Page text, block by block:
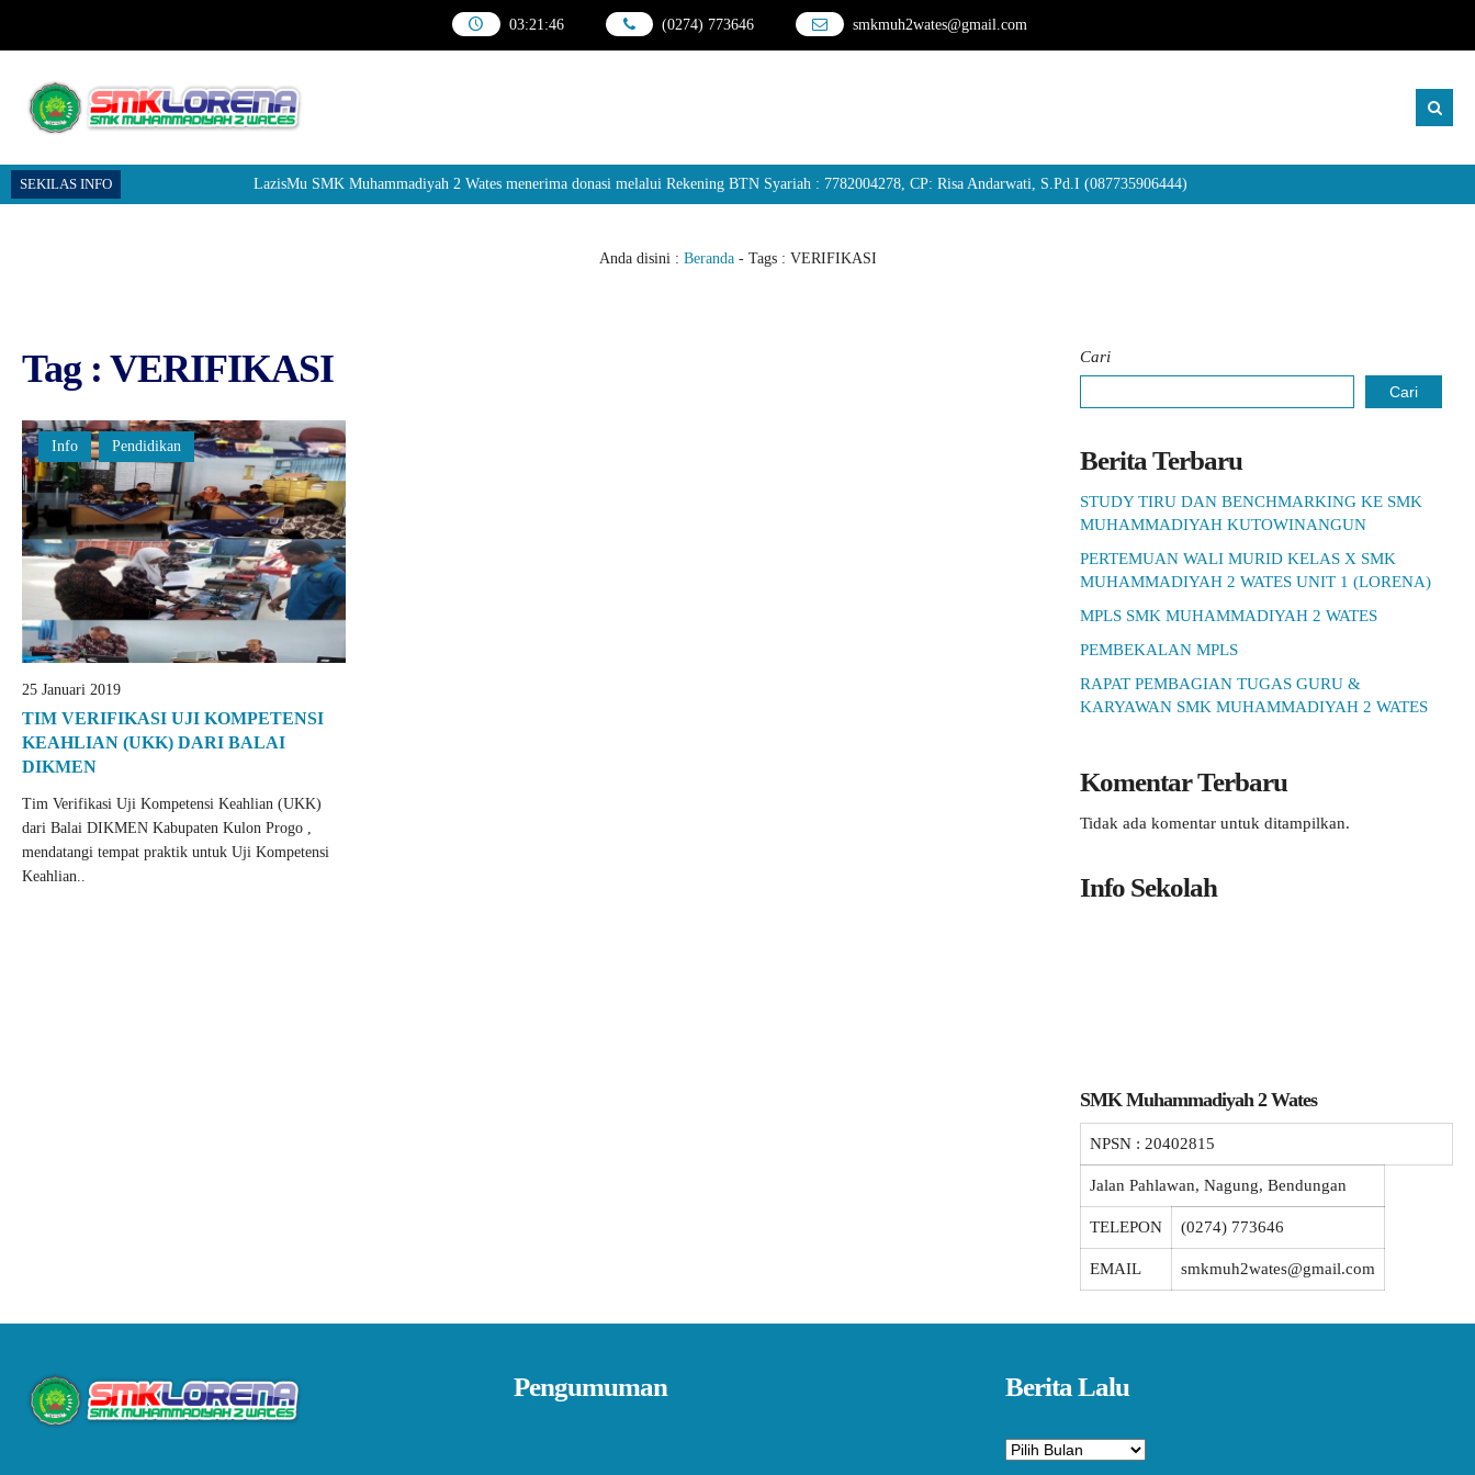
03:21:46 (0274) 773646 smkmuh2wates@gmail.com
SEKILAS INFO LazisMu SMK Muhammadiyah 2 Wates menerima donasi melalui Rekening BTN Syariah : 7782004278, CP: Risa Andarwati, S.Pd.I (087735906444)
Anda disini : Beranda- Tags : VERIFIKASI
Tag : VERIFIKASI
Info Pendidikan
25 Januari 2019
TIM VERIFIKASI UJI KOMPETENSI
KEAHLIAN (UKK) DARI BALAI
DIKMEN
Tim Verifikasi Uji Kompetensi Keahlian (UKK)
dari Balai DIKMEN Kabupaten Kulon Progo ,
mendatangi tempat praktik untuk Uji Kompetensi
Keahlian..
Cari
Cari
Berita Terbaru
STUDY TIRU DAN BENCHMARKING KE SMK
MUHAMMADIYAH KUTOWINANGUN
PERTEMUAN WALI MURID KELAS X SMK
MUHAMMADIYAH 2 WATES UNIT 1 (LORENA)
MPLS SMK MUHAMMADIYAH 2 WATES
PEMBEKALAN MPLS
RAPAT PEMBAGIAN TUGAS GURU &
KARYAWAN SMK MUHAMMADIYAH 2 WATES
Komentar Terbaru
Tidak ada komentar untuk ditampilkan.
Info Sekolah
SMK Muhammadiyah 2 Wates
NPSN : 20402815
Jalan Pahlawan, Nagung, Bendungan
TELEPON (0274) 773646
EMAIL smkmuh2wates@gmail.com
Pengumuman Berita Lalu
Arsip